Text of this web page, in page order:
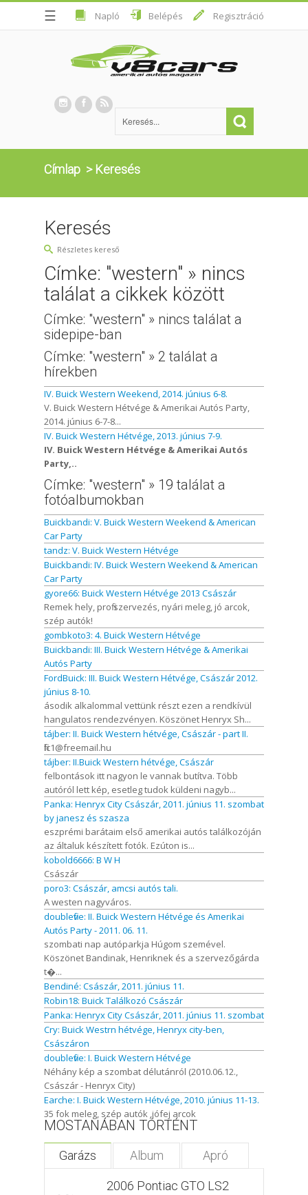
☰ Napló Belépés Regisztráció
Címlap > Keresés
Keresés
Részletes kereső
Címke: "western" » nincs
találat a cikkek között
Címke: "western" » nincs találat a
sidepipe-ban
Címke: "western" » 2 találat a
hírekben
IV. Buick Western Weekend, 2014. június 6-8.
V. Buick Western Hétvége & Amerikai Autós Party,
2014. június 6-7-8...
IV. Buick Western Hétvége, 2013. június 7-9.
IV. Buick Western Hétvége & Amerikai Autós
Party,..
Címke: "western" » 19 találat a
fotóalbumokban
Buickbandi: V. Buick Western Weekend & American
Car Party
tandz: V. Buick Western Hétvége
Buickbandi: IV. Buick Western Weekend & American
Car Party
gyore66: Buick Western Hétvége 2013 Császár
Remek hely, profi szervezés, nyári meleg, jó arcok,
szép autók!
gombkoto3: 4. Buick Western Hétvége
Buickbandi: III. Buick Western Hétvége & Amerikai
Autós Party
FordBuick: III. Buick Western Hétvége, Császár 2012.
június 8-10.
ásodik alkalommal vettünk részt ezen a rendkívül
hangulatos rendezvényen. Köszönet Henryx Sh...
tájber: II. Buick Western hétvége, Császár - part II.
filc1@freemail.hu
tájber: II.Buick Western hétvége, Császár
felbontások itt nagyon le vannak butítva. Több
autóról lett kép, esetleg tudok küldeni nagyb...
Panka: Henryx City Császár, 2011. június 11. szombat
by janesz és szasza
eszprémi barátaim első amerikai autós találkozóján
az általuk készített fotók. Ezúton is...
kobold6666: B W H
Császár
poro3: Császár, amcsi autós tali.
A westen nagyváros.
doublefive: II. Buick Western Hétvége és Amerikai
Autós Party - 2011. 06. 11.
szombati nap autóparkja Húgom szemével.
Köszönet Bandinak, Henriknek és a szervezőgárda
t�...
Bendiné: Császár, 2011. június 11.
Robin18: Buick Találkozó Császár
Panka: Henryx City Császár, 2011. június 11. szombat
Cry: Buick Westrn hétvége, Henryx city-ben,
Császáron
doublefive: I. Buick Western Hétvége
Néhány kép a szombat délutánról (2010.06.12.,
Császár - Henryx City)
Earche: I. Buick Western Hétvége, 2010. június 11-13.
35 fok meleg, szép autók ,jófej arcok
MOSTANÁBAN TÖRTÉNT
Garázs Album Apró
2006 Pontiac GTO LS2